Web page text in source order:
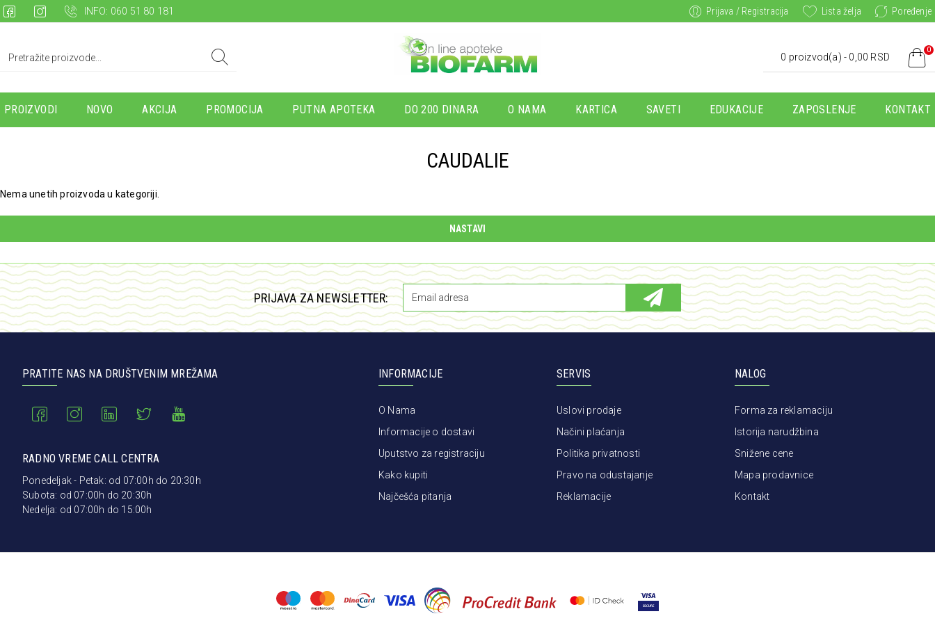
INFO: 060 51 80 181 Prijava / Registracija Lista želja Poređenje
0 proizvod(a) - 0,00 RSD
0
PROIZVODI NOVO AKCIJA PROMOCIJA PUTNA APOTEKA DO 200 DINARA O NAMA KARTICA SAVETI EDUKACIJE ZAPOSLENJE KONTAKT
CAUDALIE
Nema unetih proizvoda u kategoriji.
NASTAVI
PRIJAVA ZA NEWSLETTER:
PRATITE NAS NA DRUŠTVENIM MREŽAMA
RADNO VREME CALL CENTRA
Ponedeljak - Petak: od 07:00h do 20:30h
Subota: od 07:00h do 20:30h
Nedelja: od 07:00h do 15:00h
INFORMACIJE
O Nama
Informacije o dostavi
Uputstvo za registraciju
Kako kupiti
Najčešća pitanja
SERVIS
Uslovi prodaje
Načini plaćanja
Politika privatnosti
Pravo na odustajanje
Reklamacije
NALOG
Forma za reklamaciju
Istorija narudžbina
Snižene cene
Mapa prodavnice
Kontakt